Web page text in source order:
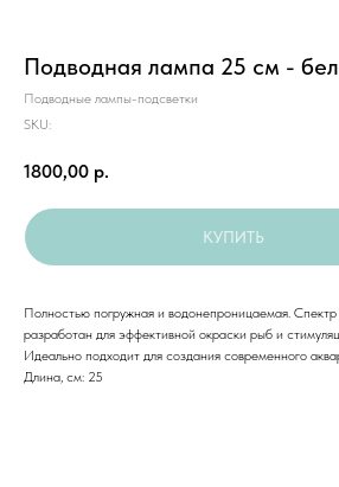
Подводная лампа 25 см -
Подводные лампы-подсветки
SKU:
1800,00 р.
КУПИТЬ
Полностью погружная и водонепроницаемая.
разработан для эффективной окраски рыб и
Идеально подходит для создания современного
Длина, см: 25